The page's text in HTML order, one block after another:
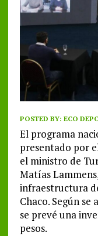
POSTED BY: ECO
El programa
presentado por
el ministro de
Matías
infraestructura
Chaco. Según
se prevé una
pesos.